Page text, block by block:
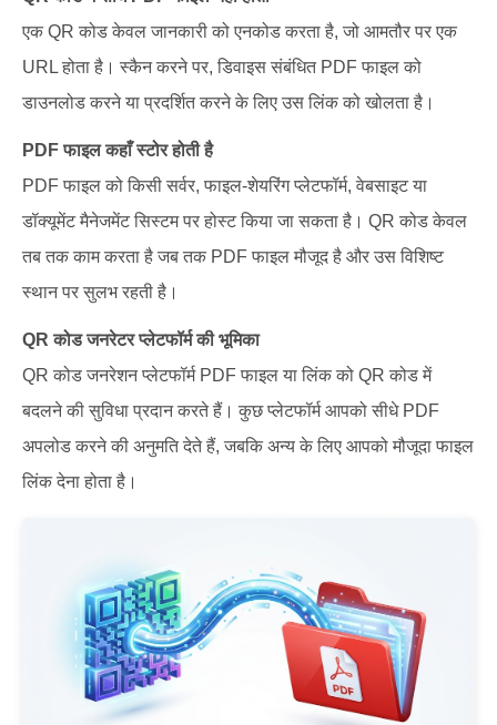
एक QR कोड केवल जानकारी को एनकोड करता है, जो आमतौर पर एक
URL होता है। स्कैन करने पर, डिवाइस संबंधित PDF फाइल को
डाउनलोड करने या प्रदर्शित करने के लिए उस लिंक को खोलता है।
PDF फाइल कहाँ स्टोर होती है
PDF फाइल को किसी सर्वर, फाइल-शेयरिंग प्लेटफॉर्म, वेबसाइट या
डॉक्यूमेंट मैनेजमेंट सिस्टम पर होस्ट किया जा सकता है। QR कोड केवल
तब तक काम करता है जब तक PDF फाइल मौजूद है और उस विशिष्ट
स्थान पर सुलभ रहती है।
QR कोड जनरेटर प्लेटफॉर्म की भूमिका
QR कोड जनरेशन प्लेटफॉर्म PDF फाइल या लिंक को QR कोड में
बदलने की सुविधा प्रदान करते हैं। कुछ प्लेटफॉर्म आपको सीधे PDF
अपलोड करने की अनुमति देते हैं, जबकि अन्य के लिए आपको मौजूदा फाइल
लिंक देना होता है।